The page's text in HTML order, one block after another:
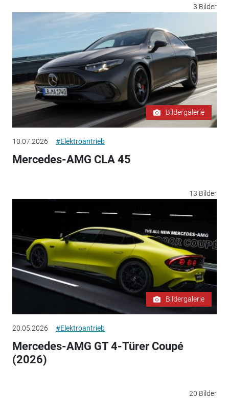
3 Bilder
Bildergalerie
10.07.2026 #Elektroantrieb
Mercedes-AMG CLA 45
13 Bilder
Bildergalerie
20.05.2026 #Elektroantrieb
Mercedes-AMG GT 4-Türer Coupé
(2026)
20 Bilder